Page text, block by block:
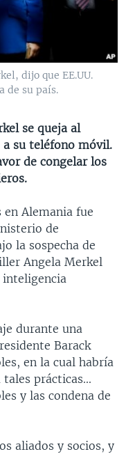
dijo que EE.UU.
de su país.
se queja al
a su teléfono móvil.
de congelar los
en Alemania fue
de
la sospecha de
Angela Merkel
inteligencia
durante una
Barack
en la cual habría
prácticas...
y las condena de
aliados y socios, y